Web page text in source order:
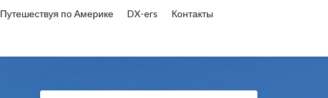
Путешествуя по Америке DX-ers Контакты